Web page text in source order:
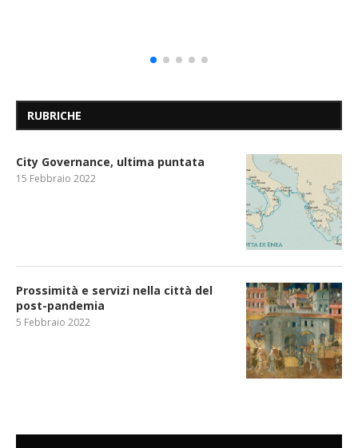
RUBRICHE
City Governance, ultima puntata
15 Febbraio 2022
Prossimità e servizi nella città del
post-pandemia
5 Febbraio 2022